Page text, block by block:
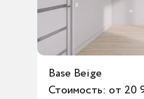
Base Beige
Стоимость: от 20